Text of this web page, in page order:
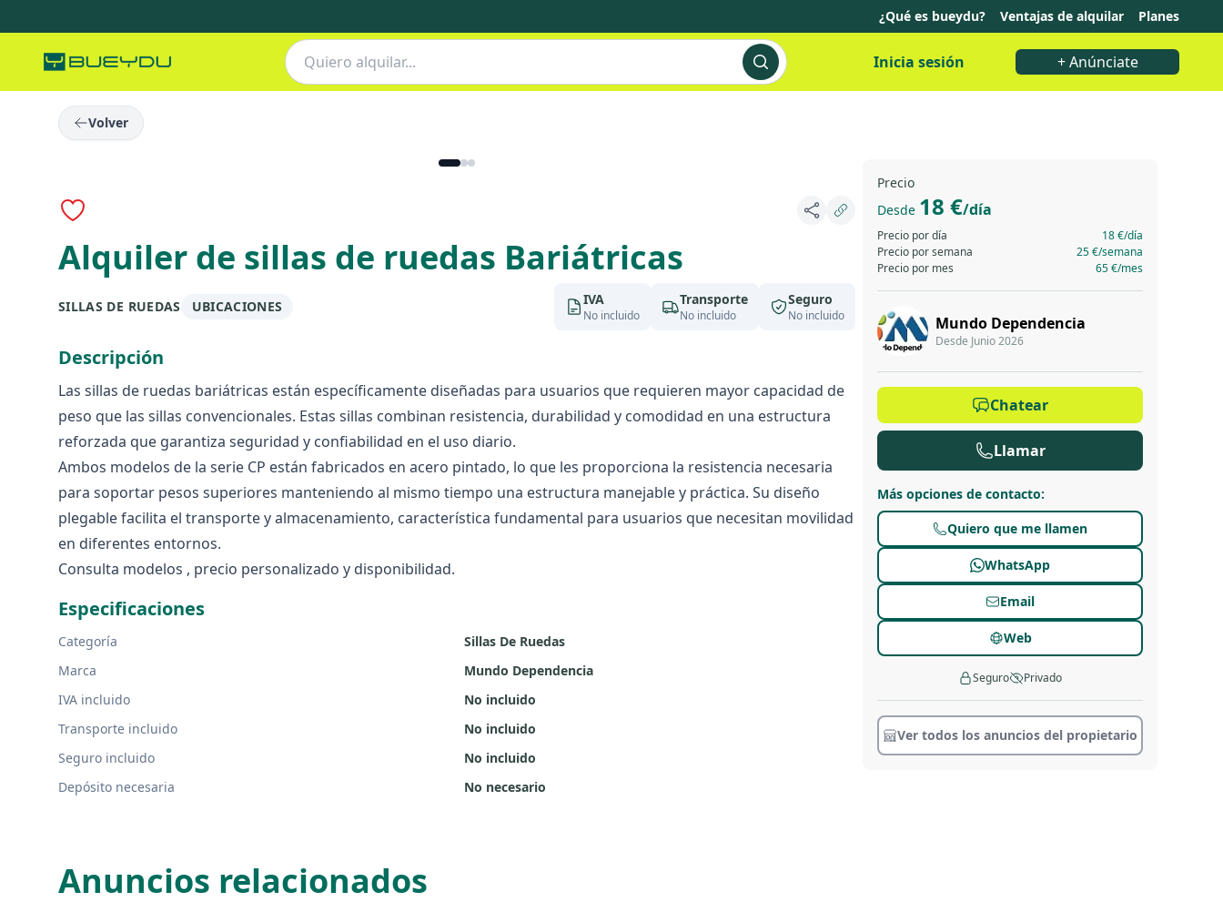
¿Qué es bueydu? Ventajas de alquilar Planes
Inicia sesión + Anúnciate
Volver
Alquiler de sillas de ruedas Bariátricas
SILLAS DE RUEDAS UBICACIONES IVA
No incluido
Transporte
No incluido
Seguro
No incluido
Descripción
Las sillas de ruedas bariátricas están específicamente diseñadas para usuarios que requieren mayor capacidad de
peso que las sillas convencionales. Estas sillas combinan resistencia, durabilidad y comodidad en una estructura
reforzada que garantiza seguridad y confiabilidad en el uso diario.
Ambos modelos de la serie CP están fabricados en acero pintado, lo que les proporciona la resistencia necesaria
para soportar pesos superiores manteniendo al mismo tiempo una estructura manejable y práctica. Su diseño
plegable facilita el transporte y almacenamiento, característica fundamental para usuarios que necesitan movilidad
en diferentes entornos.
Consulta modelos , precio personalizado y disponibilidad.
Especificaciones
Categoría
Sillas De Ruedas
Marca
Mundo Dependencia
IVA incluido
No incluido
Transporte incluido
No incluido
Seguro incluido
No incluido
Depósito necesaria
No necesario
Precio
Desde 18 €/día
Precio por día 18 €/día
Precio por semana
25 €/semana
Precio por mes
65 €/mes
Mundo Dependencia
Desde Junio 2026
Chatear
Llamar
Más opciones de contacto:
Quiero que me llamen
WhatsApp
Email
Web
Seguro Privado
Ver todos los anuncios del propietario
Anuncios relacionados